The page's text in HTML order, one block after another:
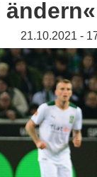
21.10.2021 -